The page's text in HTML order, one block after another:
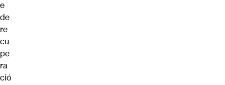
e
de
re
cu
pe
ra
ció